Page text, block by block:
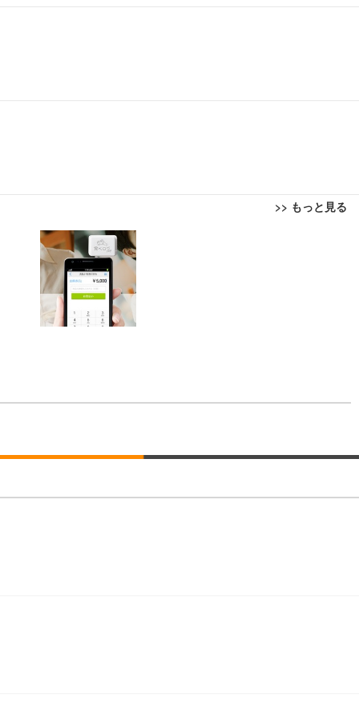
>> もっと見る
面昇降 強化ナイロン樹脂ベース 通気性メッシュ 在宅ワーク H-WY01
跳ね上げ式アームレスト 3Dヘッドレスト ハンガー付き 高反発クッ
ー付き コンパクト 幅52×奥行58.5×高さ84～96cm テレワーク 在宅
整 スイベル VESA対応 ComfortView ビジネス向け
量子ドット 残像低減 (3年保証 | 輝点保証 | 日本メーカー)
1) (ケース販売)